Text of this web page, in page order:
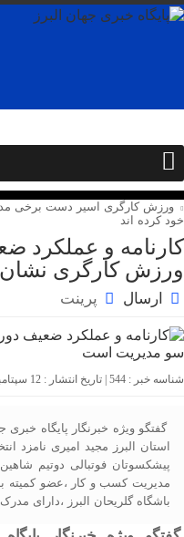
ورزش کارگری اسیر دست برخی
خود کرده اند
کارنامه و عملکرد
ورزش کارگری
ارسال پرینت
شناسه خبر : 544 | تاریخ انتشار : 12 سپتامبر 2024 - 18:20 | ارسال توسط :
گفتگو ویژه خبرنگار پایگاه
استان البرز مجید امیری نامزد
پیشکسوتان فوتبالی دوتیم
مدیریت کسب و کار ،عضو کمیته
باشگاه گلریحان البرز ،دارای